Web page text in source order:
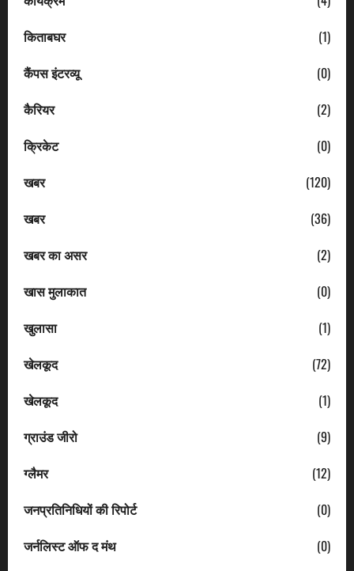
किताबघर
(1)
कैंपस इंटरव्यू
(0)
कैरियर
(2)
क्रिकेट
(0)
खबर
(120)
खबर
(36)
खबर का असर
(2)
खास मुलाकात
(0)
खुलासा
(1)
खेलकूद
(72)
खेलकूद
(1)
ग्राउंड जीरो
(9)
ग्लैमर
(12)
जनप्रतिनिधियों की रिपोर्ट
(0)
जर्नलिस्ट ऑफ द मंथ
(0)